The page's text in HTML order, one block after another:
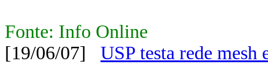
Fonte: Info Online
[19/06/07] USP testa rede mesh